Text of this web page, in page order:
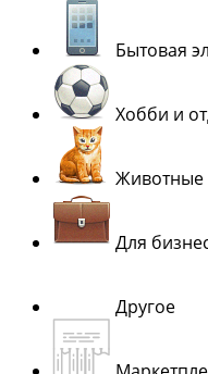
Бытовая
Хобби и
Животные
Для
Другое